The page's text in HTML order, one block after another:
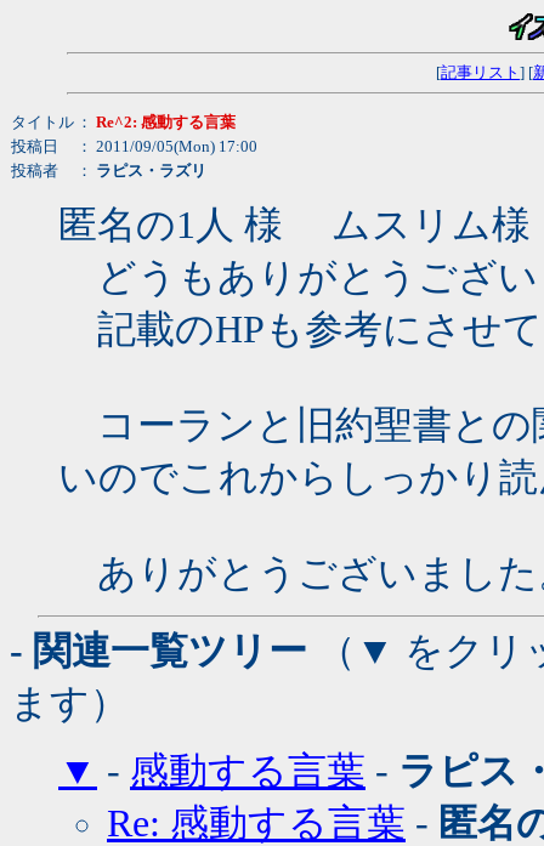
[記事リスト ] [
タイトル ： Re^2: 感動する言葉
投稿日
： 2011/09/05(Mon) 17:00
投稿者
： ラピス・ラズリ
匿名の1人 様 ムスリム様
どうもありがとうござい
記載のHPも参考にさせ
コーランと旧約聖書との
いのでこれからしっかり
ありがとうございました
- 関連一覧ツリー （▼ をクリ
ます）
▼ - 感動する言葉 - ラピス
Re: 感動する言葉 - 匿名